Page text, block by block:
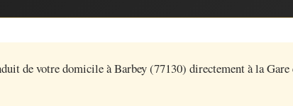
de votre domicile à Barbey (77130) directement à la